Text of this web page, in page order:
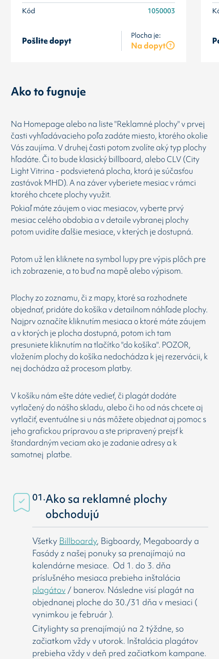
Kód 1050003
Pošlite dopyt
Plocha je:
Na dopyt
Ako to fugnuje
Na Homepage alebo na liste "Reklamné plochy" v prvej
časti vyhľadávacieho poľa zadáte miesto, ktorého okolie
Vás zaujíma. V druhej časti potom zvolíte aký typ plochy
hľadáte. Či to bude klasický billboard, alebo CLV (City
Light Vitrina - podsvietená plocha, ktorá je súčasťou
zastávok MHD). A na záver vyberiete mesiac v rámci
ktorého chcete plochy využit.
Pokiaľ máte záujem o viac mesiacov, vyberte prvý
mesiac celého obdobia a v detaile vybranej plochy
potom uvidíte ďalšie mesiace, v kterých je dostupná.
Potom už len kliknete na symbol lupy pre výpis plôch pre
ich zobrazenie, a to buď na mapě alebo výpisom.
Plochy zo zoznamu, či z mapy, ktoré sa rozhodnete
objednať, pridáte do košíka v detailnom náhľade plochy.
Najprv označíte kliknutím mesiaca o ktoré máte záujem
a v ktorých je plocha dostupná, potom ich tam
presuniete kliknutím na tlačítko "do košíka". POZOR,
vložením plochy do košíka nedochádza k jej rezervácii, k
nej dochádza až procesom platby.
V košíku nám ešte dáte vedieť, či plagát dodáte
vytlačený do nášho skladu, alebo či ho od nás chcete aj
vytlačiť, eventuálne si u nás môžete objednat aj pomoc s
jeho grafickou prípravou a ste pripravený prejsť k
štandardným veciam ako je zadanie adresy a k
samotnej platbe.
01.Ako sa reklamné plochy
obchodujú
Všetky Billboardy, Bigboardy, Megaboardy a
Fasády z našej ponuky sa prenajímajú na
kalendárne mesiace. Od 1. do 3. dňa
príslušného mesiaca prebieha inštalácia
plagátov / banerov. Následne visí plagát na
objednanej ploche do 30./31 dňa v mesiaci (
vynimkou je február ).
Citylighty sa prenajímajú na 2 týždne, so
začiatkom vždy v utorok. Inštalácia plagátov
prebieha vždy v deň pred začiatkom kampane.